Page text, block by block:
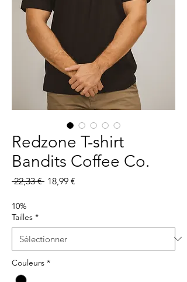
Redzone T-shirt
Bandits Coffee Co.
22,33 € Prix
18,99 €
10%
Tailles *
Couleurs *